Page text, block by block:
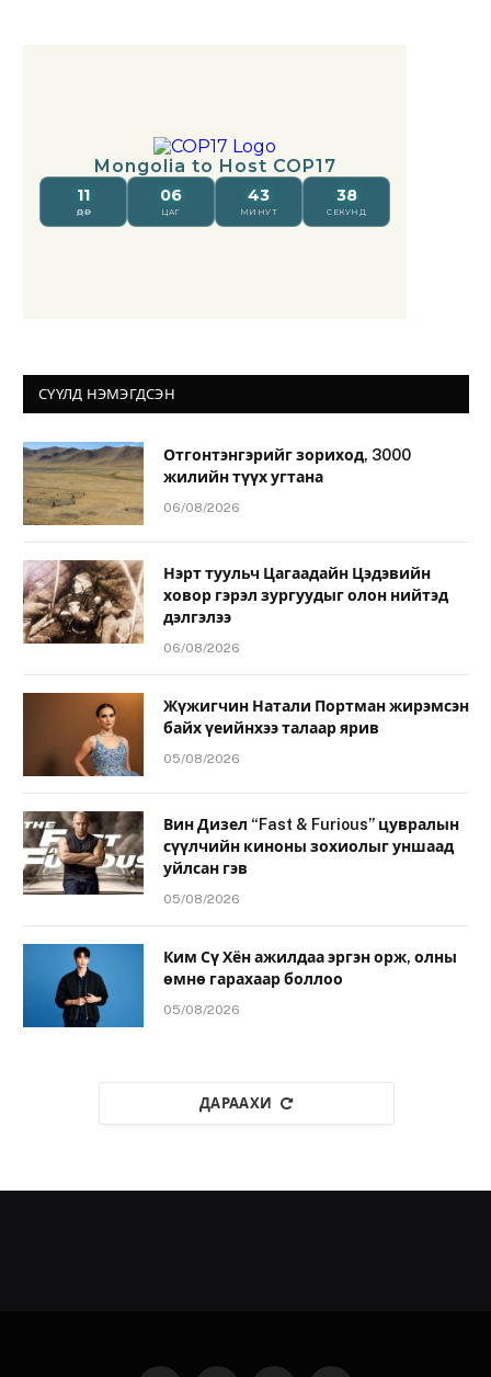
СҮҮЛД НЭМЭГДСЭН
Отгонтэнгэрийг зориход, 3000
жилийн түүх угтана
06/08/2026
Нэрт туульч Цагаадайн Цэдэвийн
ховор гэрэл зургуудыг олон нийтэд
дэлгэлээ
06/08/2026
Жүжигчин Натали Портман жирэмсэн
байх үеийнхээ талаар ярив
05/08/2026
Вин Дизел “Fast & Furious” цувралын
сүүлчийн киноны зохиолыг уншаад
уйлсан гэв
05/08/2026
Ким Сү Хён ажилдаа эргэн орж, олны
өмнө гарахаар боллоо
05/08/2026
ДАРААХИ